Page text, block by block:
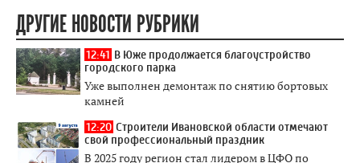
ДРУГИЕ НОВОСТИ РУБРИКИ
12:41 В Юже продолжается благоустройство
городского парка
Уже выполнен демонтаж по снятию бортовых
камней
12:20 Строители Ивановской области отмечают
свой профессиональный праздник
В 2025 году регион стал лидером в ЦФО по